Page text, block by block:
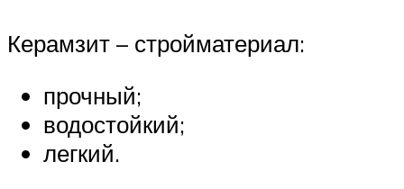
Керамзит – стройматериал:
прочный;
водостойкий;
легкий.